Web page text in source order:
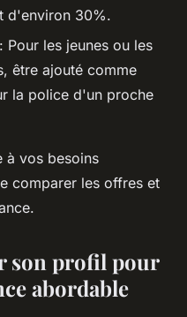
d'environ 30%.
: Pour les jeunes ou les
être ajouté comme
la police d'un proche
à vos besoins
comparer les offres et
son profil pour
abordable